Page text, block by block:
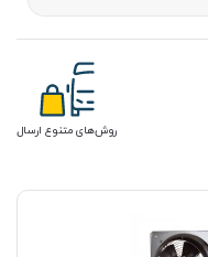
روش‌های متنوع ارسال